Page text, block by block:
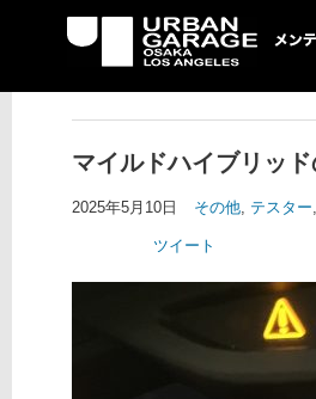
UG メンテナ
マイルドハイブリッ
2025年5月10日 その他, テスター,
ツイート